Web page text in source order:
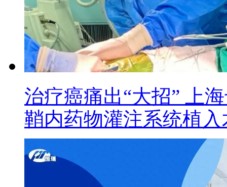
治疗癌痛出“大招” 上
鞘内药物灌注系统植入